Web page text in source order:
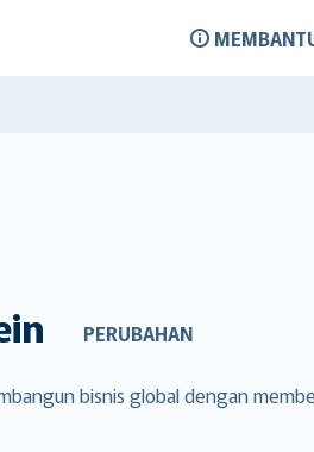
PERUBAHAN
bisnis global dengan